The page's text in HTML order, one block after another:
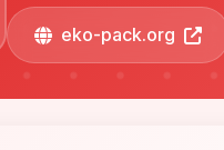
eko-pack.org